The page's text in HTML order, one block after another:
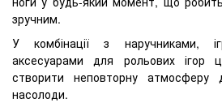
зручним.
У комбінації з наручниками,
аксесуарами для рольових ігор
створити неповторну атмосферу
насолоди.